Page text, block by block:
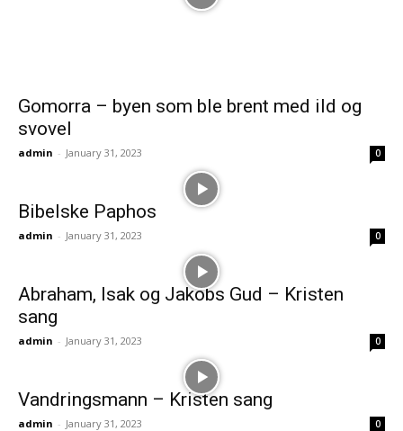
Gomorra – byen som ble brent med ild og
svovel
admin - January 31, 2023 0
Bibelske Paphos
admin - January 31, 2023 0
Abraham, Isak og Jakobs Gud – Kristen
sang
admin - January 31, 2023 0
Vandringsmann – Kristen sang
admin - January 31, 2023 0